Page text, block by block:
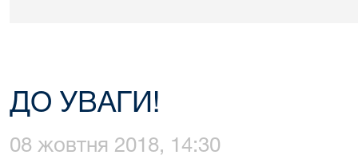
ДО УВАГИ!
08 жовтня 2018, 14:30